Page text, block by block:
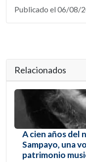
Publicado el 06/08/
Relacionados
A cien años del
Sampayo, una
patrimonio